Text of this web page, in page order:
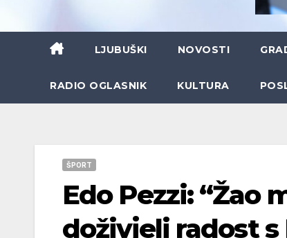
LJUBUŠKI NOVOSTI
RADIO OGLASNIK KULTURA
ŠPORT
Edo Pezzi: “Žao
doživjeli radost